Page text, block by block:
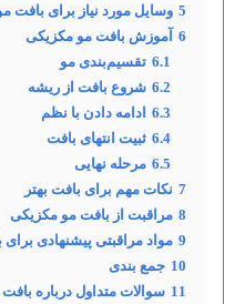
5 وسایل مورد نیاز برای بافت
6 آموزش بافت مو مکزیکی
6.1 تقسیم‌بندی مو
6.2 شروع بافت از ریشه
6.3 ادامه دادن با نظم
6.4 ثبیت انتهای بافت
6.5 مرحله نهایی
7 نکات مهم برای بافت بهتر
8 مراقبت از بافت مو مکزیکی
9 مواد مراقبتی پیشنهادی
10 جمع بندی
11 سوالات متداول درباره